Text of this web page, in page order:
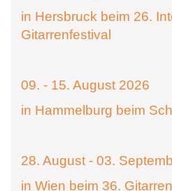
in Hersbruck beim 26.
Gitarrenfestival
09. - 15. August 2026
in Hammelburg beim
28. August - 03.
in Wien beim 36.